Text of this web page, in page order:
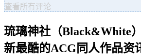
查看所有评论
琉璃神社（Black&White
新最酷的ACG同人作品资